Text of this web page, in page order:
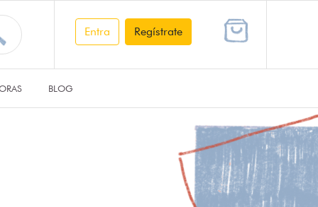
Entra Regístrate
BLOG